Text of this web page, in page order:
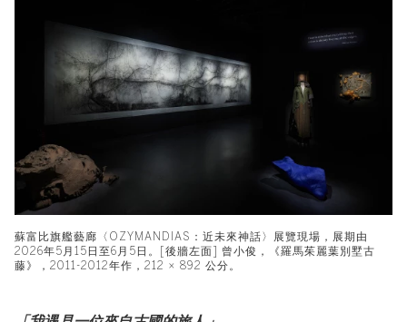
蘇富比旗艦藝廊〈OZYMANDIAS：近未來神話〉展覽現場，展期由
2026年5月15日至6月5日。[後牆左面] 曾小俊，《羅馬茱麗葉別墅古
藤》，2011-2012年作，212 × 892 公分。